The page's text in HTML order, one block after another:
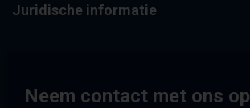
Juridische informatie
Neem contact met ons op